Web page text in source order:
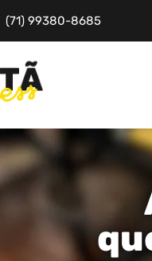
(71) 99380-8685